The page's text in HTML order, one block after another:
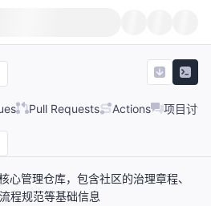
Pull Requests Actions 项目讨论
心管理仓库，包含社区的治理章程、
程规范等基础信息